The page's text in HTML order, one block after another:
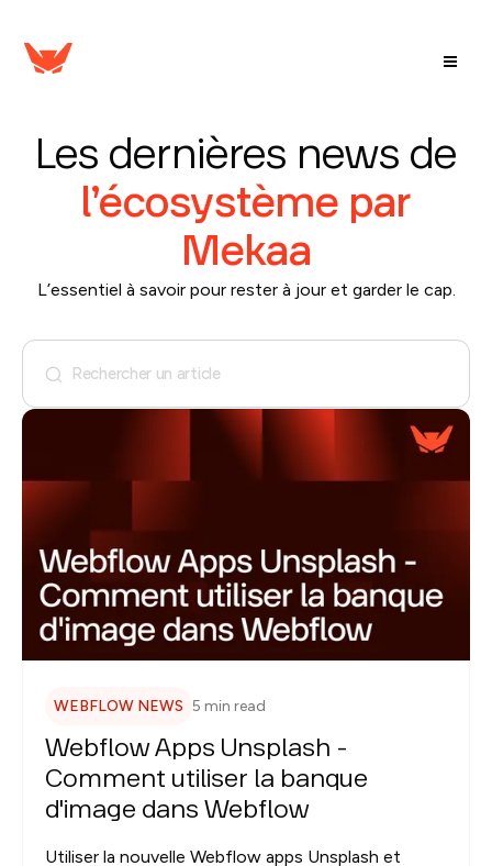
Les dernières news de
l’écosystème par
Mekaa
L’essentiel à savoir pour rester à jour et garder le cap.
WEBFLOW NEWS 5 min read
Webflow Apps Unsplash -
Comment utiliser la banque
d'image dans Webflow
Utiliser la nouvelle Webflow apps Unsplash et